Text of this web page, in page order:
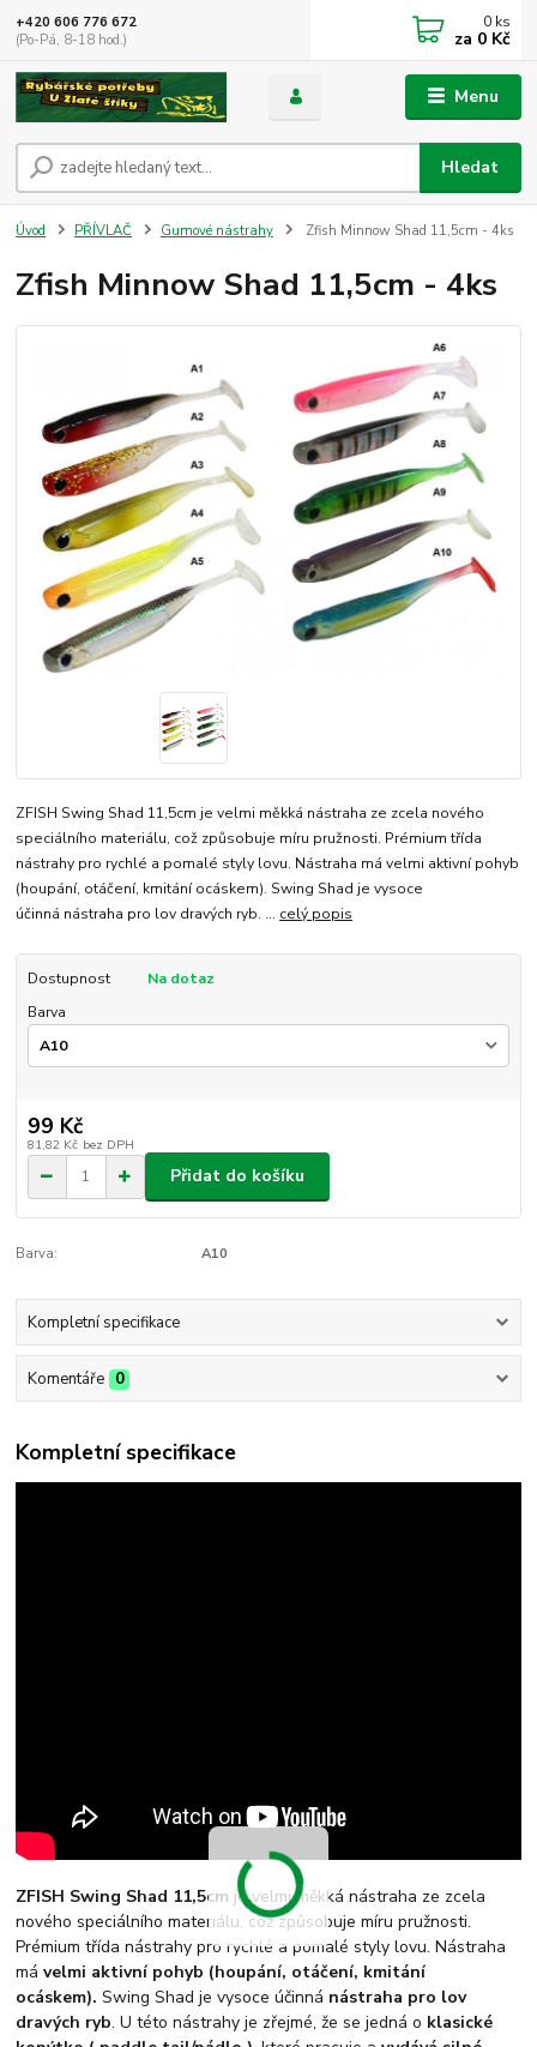
Menu
Hledat
+420 606 776 672
(Po-Pá, 8-18 hod.)
0 ks
za 0 Kč
Úvod PŘÍVLAČ Gumové nástrahy Zfish Minnow Shad 11,5cm - 4ks
Zfish Minnow Shad 11,5cm - 4ks
ZFISH Swing Shad 11,5cm je velmi měkká nástraha ze zcela nového
speciálního materiálu, což způsobuje míru pružnosti. Prémium třída
nástrahy pro rychlé a pomalé styly lovu. Nástraha má velmi aktivní pohyb
(houpání, otáčení, kmitání ocáskem). Swing Shad je vysoce
účinná nástraha pro lov dravých ryb. ... celý popis
Dostupnost
Na dotaz
Barva
99 Kč
81,82 Kč bez DPH
Přidat do košíku
Barva: A10
Kompletní specifikace
Komentáře 0
Kompletní specifikace
ZFISH Swing Shad 11,5cm je velmi měkká nástraha ze zcela
nového speciálního materiálu, což způsobuje míru pružnosti.
Prémium třída nástrahy pro rychlé a pomalé styly lovu. Nástraha
mávelmi aktivní pohyb (houpání, otáčení, kmitání
ocáskem). Swing Shad je vysoce účinná nástraha pro lov
dravých ryb. U této nástrahy je zřejmé, že se jedná o klasické